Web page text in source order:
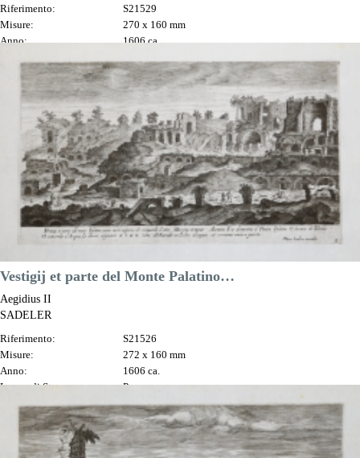
Riferimento:
S21529
Misure:
270 x 160 mm
Anno:
1606 ca.
Prezzo
100,00 €
Anteprima
DESCRIZIONE
Vestigij et parte del Monte Palatino…
Aegidius II
SADELER
Riferimento:
S21526
Misure:
272 x 160 mm
Anno:
1606 ca.
Luogo di Stampa:
Praga
Prezzo
100,00 €
Anteprima